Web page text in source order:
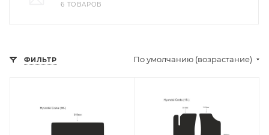
6 ТОВАРОВ
ФИЛЬТР По умолчанию (возрастание)